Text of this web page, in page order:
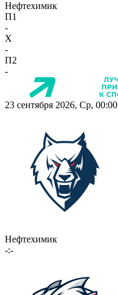
Нефтехимик
П1
-
X
-
П2
-
23 сентября 2026, Ср, 00:00
Нефтехимик
-:-